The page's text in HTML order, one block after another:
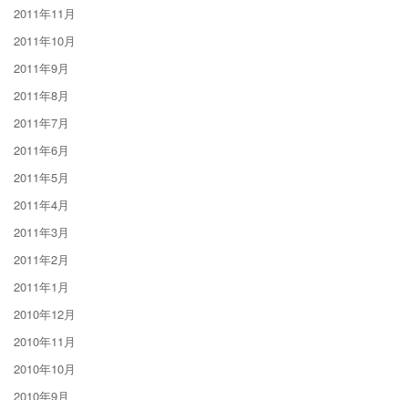
2011年11月
2011年10月
2011年9月
2011年8月
2011年7月
2011年6月
2011年5月
2011年4月
2011年3月
2011年2月
2011年1月
2010年12月
2010年11月
2010年10月
2010年9月